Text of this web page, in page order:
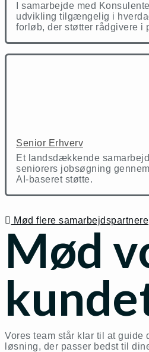
I samarbejde med
udvikling tilgængelig i
forløb, der støtter rådgivere i
Senior Erhverv
Et landsdækkende
seniorers jobsøgning
AI-baseret støtte.
Mød flere samarbejdspartnere
Mød
Vores team står klar til at guide
løsning, der passer bedst til